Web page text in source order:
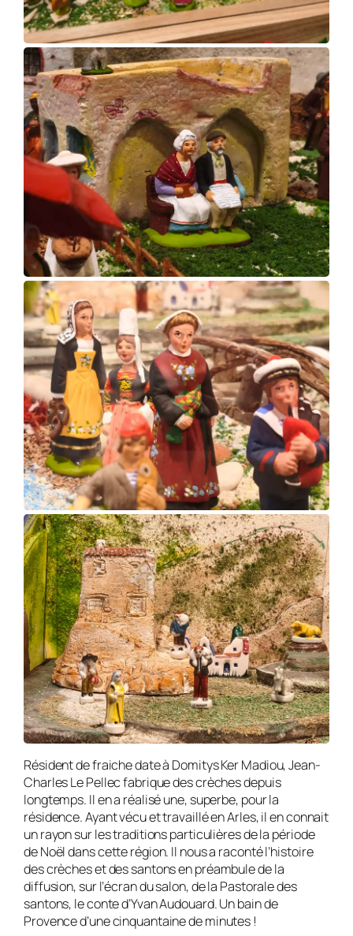
Résident de fraiche date à Domitys Ker Madiou, Jean-
Charles Le Pellec fabrique des crèches depuis
longtemps. Il en a réalisé une, superbe, pour la
résidence. Ayant vécu et travaillé en Arles, il en connait
un rayon sur les traditions particulières de la période
de Noël dans cette région. Il nous a raconté l’histoire
des crèches et des santons en préambule de la
diffusion, sur l’écran du salon, de la Pastorale des
santons, le conte d’Yvan Audouard. Un bain de
Provence d’une cinquantaine de minutes !